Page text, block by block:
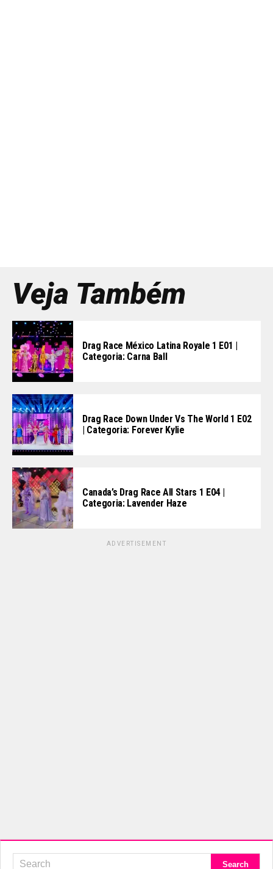
Veja Também
Drag Race México Latina Royale 1 E01 |
Categoria: Carna Ball
Drag Race Down Under Vs The World 1 E02
| Categoria: Forever Kylie
Canada’s Drag Race All Stars 1 E04 |
Categoria: Lavender Haze
ADVERTISEMENT